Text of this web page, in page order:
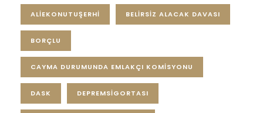
ALIEKONUTUŞERHI BELIRSIZ ALACAK DAVASI
BORÇLU
CAYMA DURUMUNDA EMLAKÇI KOMİSYONU
DASK DEPREMSİGORTASI